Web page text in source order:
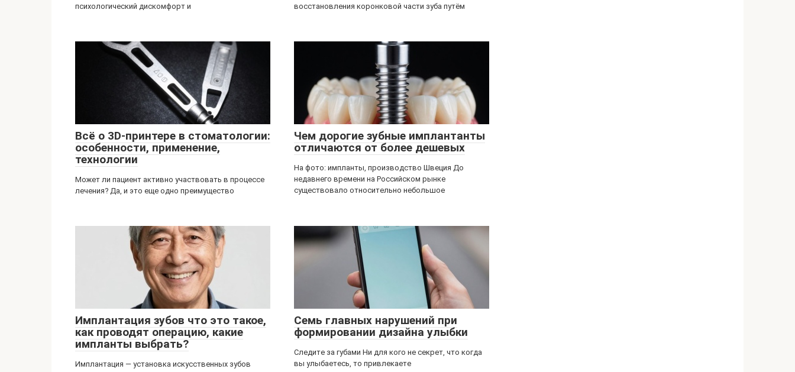
психологический дискомфорт и
восстановления коронковой части зуба путём
Всё о 3D-принтере в стоматологии:
особенности, применение,
технологии
Может ли пациент активно участвовать в процессе
лечения? Да, и это еще одно преимущество
Чем дорогие зубные имплантанты
отличаются от более дешевых
На фото: импланты, производство Швеция До
недавнего времени на Российском рынке
существовало относительно небольшое
Имплантация зубов что это такое,
как проводят операцию, какие
импланты выбрать?
Имплантация — установка искусственных зубов
Семь главных нарушений при
формировании дизайна улыбки
Следите за губами Ни для кого не секрет, что когда
вы улыбаетесь, то привлекаете